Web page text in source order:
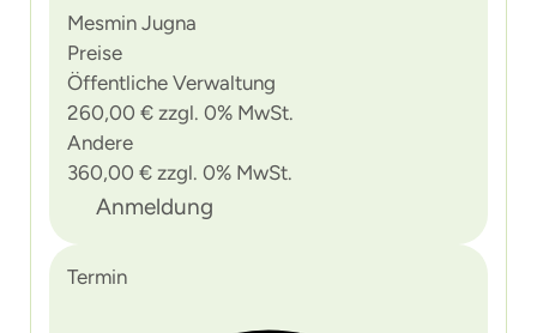
Mesmin Jugna
Preise
Öffentliche Verwaltung
260,00 € zzgl. 0% MwSt.
Andere
360,00 € zzgl. 0% MwSt.
Anmeldung
Termin